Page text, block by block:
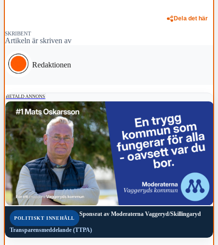
Dela det här
SKRIBENT
Artikeln är skriven av
Redaktionen
BETALD ANNONS
POLITISKT INNEHÅLL
Sponsrat av Moderaterna Vaggeryd/Skillingaryd
Transparensmeddelande (TTPA)